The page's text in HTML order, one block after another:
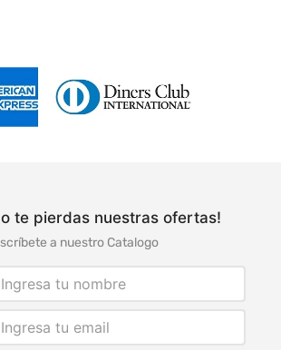
te pierdas nuestras ofertas!
a nuestro Catalogo